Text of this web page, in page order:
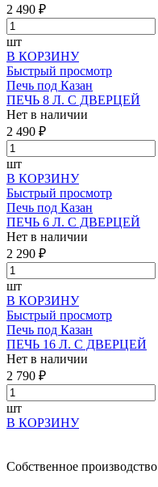
2 490 ₽
шт
В КОРЗИНУ
Быстрый просмотр
Печь под Казан
ПЕЧЬ 8 Л. С ДВЕРЦЕЙ
Нет в наличии
2 490 ₽
шт
В КОРЗИНУ
Быстрый просмотр
Печь под Казан
ПЕЧЬ 6 Л. С ДВЕРЦЕЙ
Нет в наличии
2 290 ₽
шт
В КОРЗИНУ
Быстрый просмотр
Печь под Казан
ПЕЧЬ 16 Л. С ДВЕРЦЕЙ
Нет в наличии
2 790 ₽
шт
В КОРЗИНУ
Собственное производство